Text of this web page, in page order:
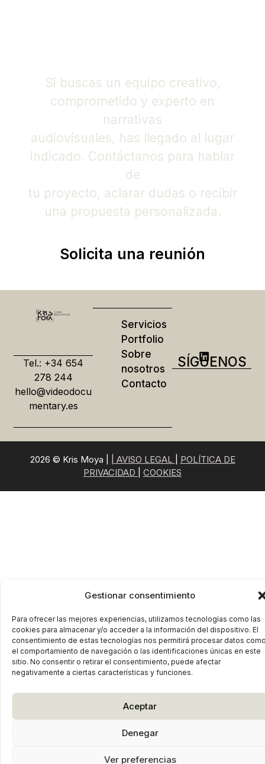
Gestionar consentimiento
Para ofrecer las mejores experiencias, utilizamos tecnologías como las
cookies para almacenar y/o acceder a la información del dispositivo. El
consentimiento de estas tecnologías nos permitirá procesar datos
el comportamiento de navegación o las identificaciones únicas en este
sitio. No consentir o retirar el consentimiento, puede afectar
negativamente a ciertas características y funciones.
Aceptar
Denegar
Ver preferencias
Si buscas un equipo creativo,
comprometido y experto en
narrativas
audiovisuales, has llegado al lugar
indicado. Contáctanos para hablar
de
tu proyecto, aclarar dudas o recibir
una propuesta personalizada.
Solicita una reunión
Tel.: +34 654
278 244
hello@videodocu
mentary.es
Servicios
Portfolio
Sobre
nosotros
Contacto
SÍGUENOS
2026 © Kris Moya | | AVISO LEGAL
POLÍTICA DE
PRIVACIDAD
COOKIES